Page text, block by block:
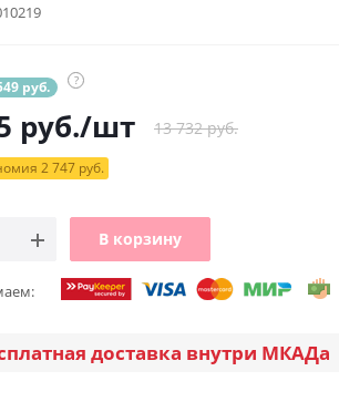
руб. ?
руб./шт 13 732 руб.
2 747 руб.
В корзину
доставка внутри МКАДа